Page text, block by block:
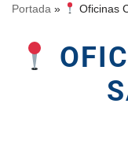
Portada » Oficinas